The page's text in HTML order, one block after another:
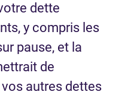
dette
y compris les
pause, et la
de
autres dettes